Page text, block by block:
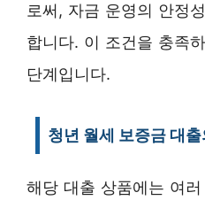
로써, 자금 운영의 안정
합니다. 이 조건을 충족
단계입니다.
청년 월세 보증금 대
해당 대출 상품에는 여